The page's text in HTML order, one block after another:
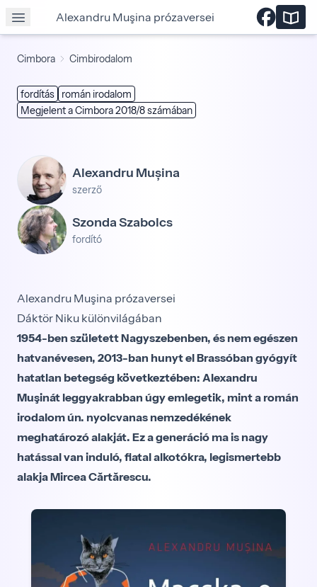
Alexandru Muşina prózaversei
Cimbora Cimbirodalom
fordítás
román irodalom
Megjelent a Cimbora 2018/8 számában
Alexandru Mușina
szerző
Szonda Szabolcs
fordító
Alexandru Muşina prózaversei
Dáktör Niku különvilágában
1954-ben született Nagyszebenben, és nem egészen
hatvanévesen, 2013-ban hunyt el Brassóban gyógyít
hatatlan betegség következtében: Alexandru
Muşinát leggyakrabban úgy emlegetik, mint a román
irodalom ún. nyolcvanas nemzedékének
meghatározó alakját. Ez a generáció ma is nagy
hatással van induló, fiatal alkotókra, legismertebb
alakja Mircea Cărtărescu.